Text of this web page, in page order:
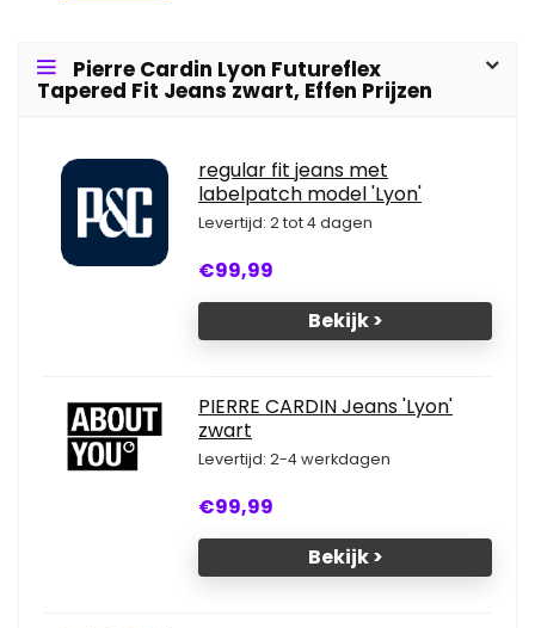
Pierre Cardin Lyon Futureflex
Tapered Fit Jeans zwart, Effen Prijzen
regular fit jeans met
labelpatch model 'Lyon'
Levertijd: 2 tot 4 dagen
€99,99
Bekijk >
PIERRE CARDIN Jeans 'Lyon'
zwart
Levertijd: 2-4 werkdagen
€99,99
Bekijk >